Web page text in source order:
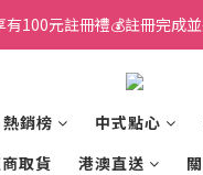
有100元註冊禮💰註冊完成
熱銷榜 中式點心
取貨
港澳直送